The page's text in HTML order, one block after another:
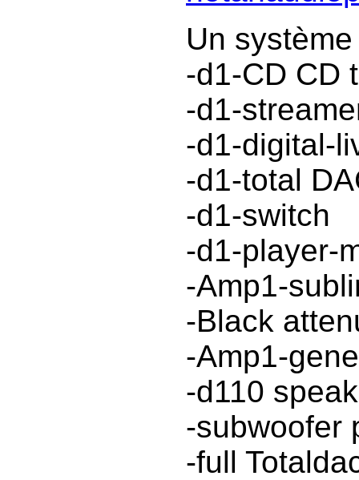
Un
-d1-CD CD
-d1-
-d1-digital-
-d1-total
-d1-switch
-d1-player-
-Amp1-
-Black
-Amp1-
-d110
-subwoofer
-full